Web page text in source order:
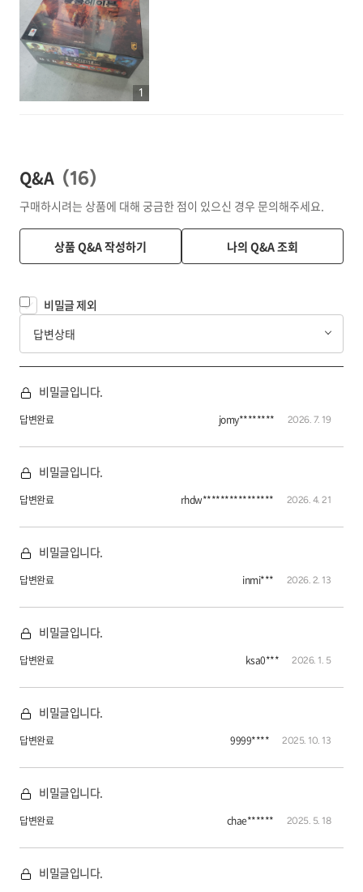
1
Q&A (16)
구매하시려는 상품에 대해 궁금한 점이 있으신 경우 문의해주세요.
상품 Q&A 작성하기 나의 Q&A 조회
비밀글 제외
답변상태
답변완료
비밀글입니다.
jomy******** 2026. 7. 19
답변완료
비밀글입니다.
rhdw**************** 2026. 4. 21
답변완료
비밀글입니다.
inmi*** 2026. 2. 13
답변완료
비밀글입니다.
ksa0*** 2026. 1. 5
답변완료
비밀글입니다.
9999**** 2025. 10. 13
답변완료
비밀글입니다.
chae****** 2025. 5. 18
비밀글입니다.